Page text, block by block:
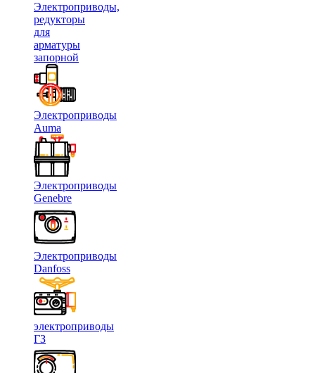
Электроприводы,
редукторы
для
арматуры
запорной
Электроприводы
Auma
Электроприводы
Genebre
Электроприводы
Danfoss
электроприводы
ГЗ